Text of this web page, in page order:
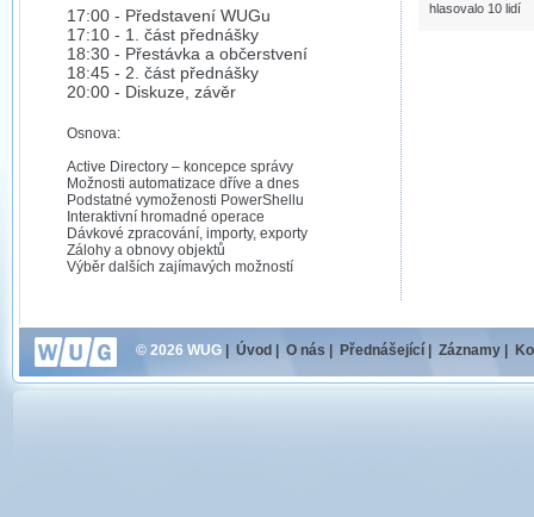
17:00 - Představení WUGu
17:10 - 1. část přednášky
18:30 - Přestávka a občerstvení
18:45 - 2. část přednášky
20:00 - Diskuze, závěr
Osnova:
Active Directory – koncepce správy
Možnosti automatizace dříve a dnes
Podstatné vymoženosti PowerShellu
Interaktivní hromadné operace
Dávkové zpracování, importy, exporty
Zálohy a obnovy objektů
Výběr dalších zajímavých možností
hlasovalo 10 lidí
© 2026 WUG Úvod O nás Přednášející Záznamy